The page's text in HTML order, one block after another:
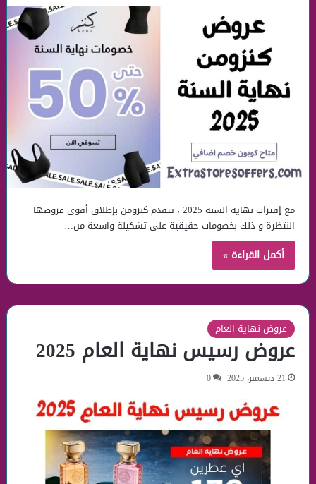
مع إقتراب نهاية السنة 2025 ، تتقدم كنزومن بإطلاق أقوي عروضها
النتظرة و ذلك بخصومات حقيقية على تشكيلة واسعة من…
أكمل القراءة »
عروض نهاية العام
عروض رسيس نهاية العام 2025
21 ديسمبر، 2025 0